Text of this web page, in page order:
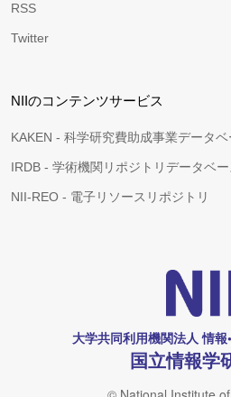
RSS
Twitter
NIIのコンテンツサービス
KAKEN - 科学研究費助成事業データベ
IRDB - 学術機関リポジトリデータベー
NII-REO - 電子リソースリポジトリ
大学共同利用機関法人 情
国立情報学